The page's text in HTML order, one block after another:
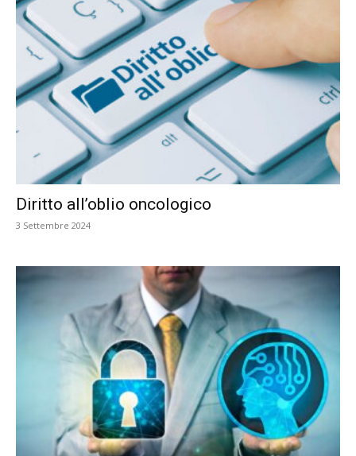
Diritto all’oblio oncologico
3 Settembre 2024